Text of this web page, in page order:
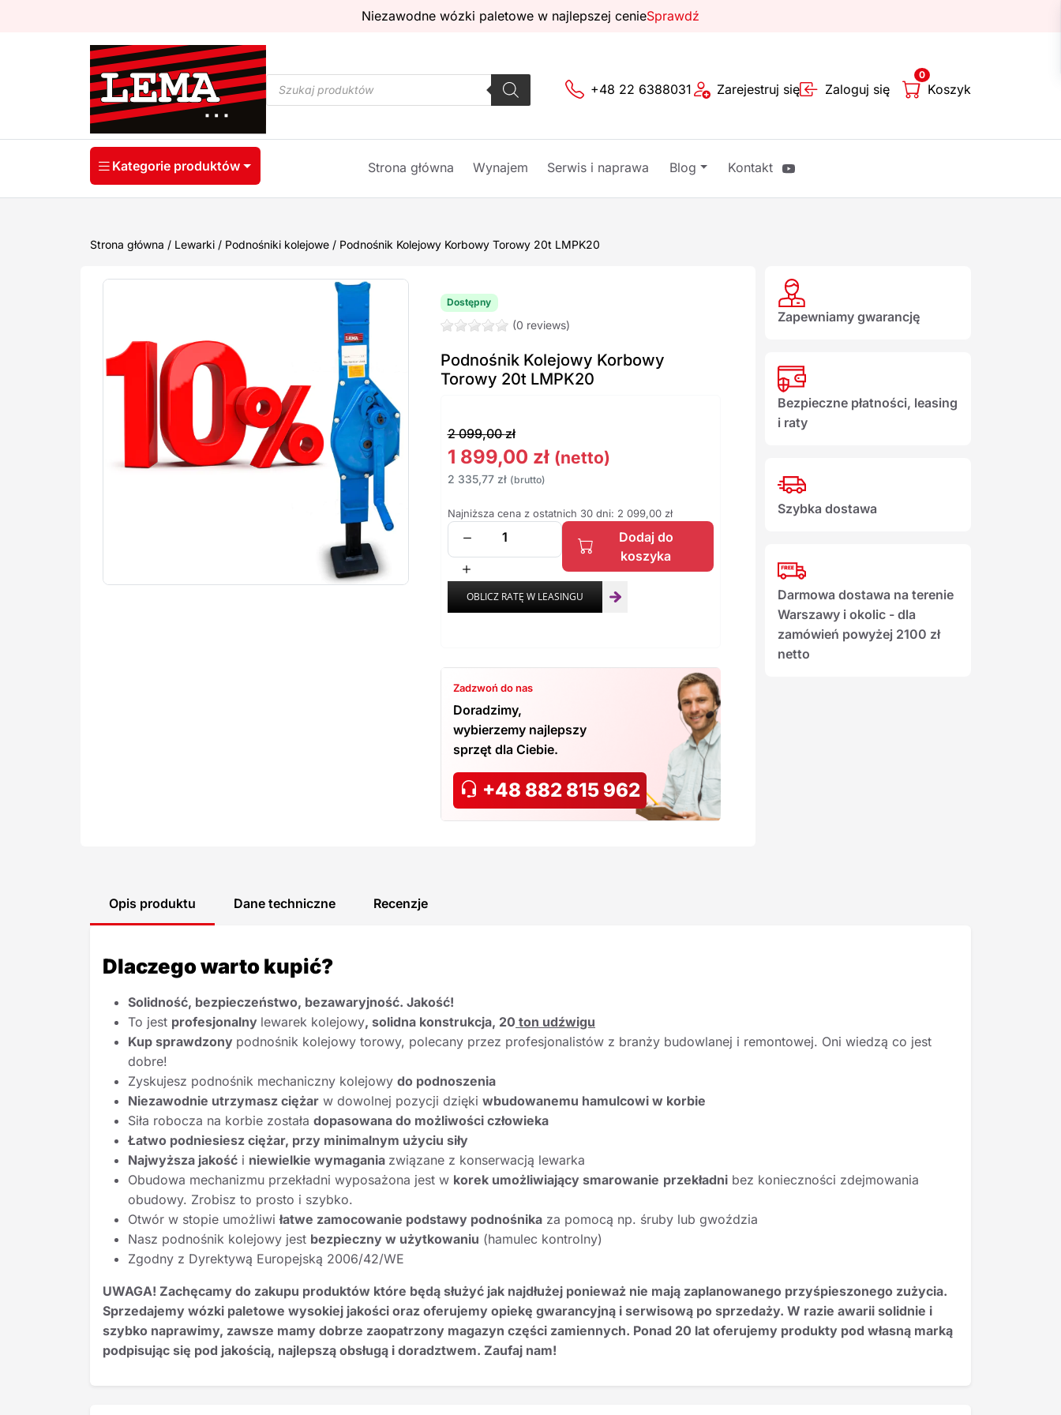
Niezawodne wózki paletowe w najlepszej cenieSprawdź
Wyszukiwarka
produktów
+48 22 6388031 Zarejestruj się Zaloguj się Koszyk
0
Kategorie produktów Strona główna Wynajem Serwis i naprawa Blog Kontakt
Strona główna / Lewarki / Podnośniki kolejowe / Podnośnik Kolejowy Korbowy Torowy 20t LMPK20
Dostępny
(0 reviews)
Podnośnik Kolejowy Korbowy
Torowy 20t LMPK20
2 099,00zł
1 899,00 zł (netto)
2 335,77 zł (brutto)
Najniższa cena z ostatnich 30 dni: 2 099,00 zł
Dodaj do
koszyka
Zadzwoń do nas
Doradzimy,
wybierzemy najlepszy
sprzęt dla Ciebie.
+48 882 815 962
Zapewniamy gwarancję
Bezpieczne płatności, leasing
i raty
Szybka dostawa
Darmowa dostawa na terenie
Warszawy i okolic - dla
zamówień powyżej 2100 zł
netto
Opis produktu Dane techniczne Recenzje
Dlaczego warto kupić?
Solidność, bezpieczeństwo, bezawaryjność. Jakość!
To jest profesjonalny lewarek kolejowy, solidna konstrukcja, 20 ton udźwigu
Kup sprawdzony podnośnik kolejowy torowy, polecany przez profesjonalistów z branży budowlanej i remontowej. Oni wiedzą co jest
dobre!
Zyskujesz podnośnik mechaniczny kolejowy do podnoszenia
Niezawodnie utrzymasz ciężar w dowolnej pozycji dzięki wbudowanemu hamulcowi w korbie
Siła robocza na korbie została dopasowana do możliwości człowieka
Łatwo podniesiesz ciężar, przy minimalnym użyciu siły
Najwyższa jakość i niewielkie wymagania związane z konserwacją lewarka
Obudowa mechanizmu przekładni wyposażona jest w korek umożliwiający smarowanie przekładni bez konieczności zdejmowania
obudowy. Zrobisz to prosto i szybko.
Otwór w stopie umożliwiłatwe zamocowanie podstawy podnośnika za pomocą np. śruby lub gwoździa
Nasz podnośnik kolejowy jest bezpieczny w użytkowaniu (hamulec kontrolny)
Zgodny z Dyrektywą Europejską 2006/42/WE
UWAGA! Zachęcamy do zakupu produktów które będą służyć jak najdłużej ponieważ nie mają zaplanowanego przyśpieszonego zużycia.
Sprzedajemy wózki paletowe wysokiej jakości oraz oferujemy opiekę gwarancyjną i serwisową po sprzedaży. W razie awarii solidnie i
szybko naprawimy, zawsze mamy dobrze zaopatrzony magazyn części zamiennych. Ponad 20 lat oferujemy produkty pod własną marką
podpisując się pod jakością, najlepszą obsługą i doradztwem. Zaufaj nam!